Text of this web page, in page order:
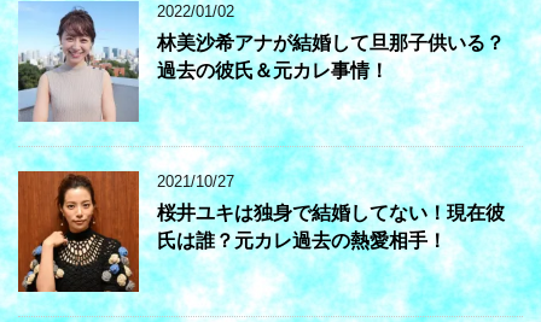
2022/01/02
林美沙希アナが結婚して旦那子供いる？
過去の彼氏＆元カレ事情！
2021/10/27
桜井ユキは独身で結婚してない！現在彼
氏は誰？元カレ過去の熱愛相手！